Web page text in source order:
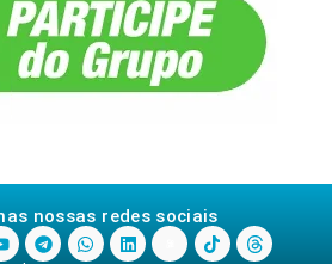
nossas redes sociais